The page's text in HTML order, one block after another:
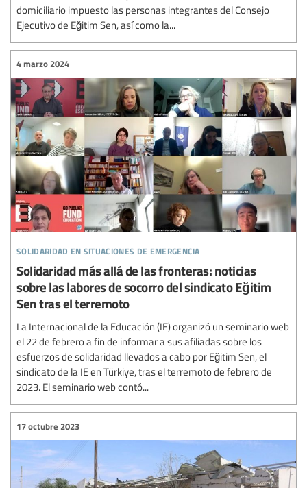
domiciliario impuesto las personas integrantes del Consejo
Ejecutivo de Eğitim Sen, así como la...
solidaridad en situaciones de emergencia
4 marzo 2024
Solidaridad más allá de las fronteras: noticias
sobre las labores de socorro del sindicato Eğitim
Sen tras el terremoto
La Internacional de la Educación (IE) organizó un seminario web
el 22 de febrero a fin de informar a sus afiliadas sobre los
esfuerzos de solidaridad llevados a cabo por Eğitim Sen, el
sindicato de la IE en Türkiye, tras el terremoto de febrero de
2023. El seminario web contó...
17 octubre 2023